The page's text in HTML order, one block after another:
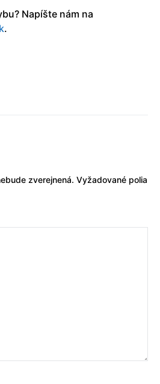
Napíšte nám na
.
zverejnená. Vyžadované polia